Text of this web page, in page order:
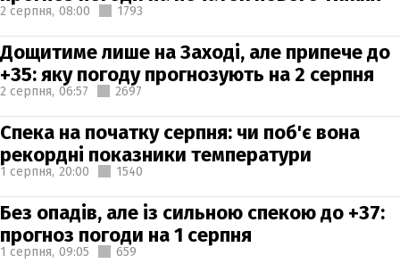
2 серпня, 08:00 1793
Дощитиме лише на Заході, але припече до
+35: яку погоду прогнозують на 2 серпня
2 серпня, 06:57 2697
Спека на початку серпня: чи поб'є вона
рекордні показники температури
1 серпня, 20:00 1540
Без опадів, але із сильною спекою до +37:
прогноз погоди на 1 серпня
1 серпня, 09:05 659